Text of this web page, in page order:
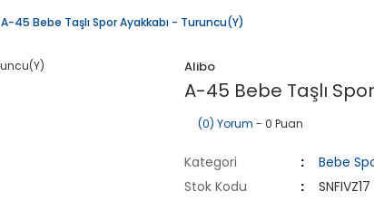
A-45 Bebe Taşlı Spor Ayakkabı - Turuncu(Y)
Alibo
A-45 Bebe Taşlı
(0) Yorum - 0 Puan
Kategori
Bebe
Stok Kodu
SNFIVZ17